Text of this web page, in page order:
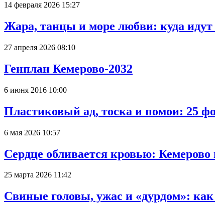
14 февраля 2026 15:27
Жара, танцы и море любви: куда идут
27 апреля 2026 08:10
Генплан Кемерово-2032
6 июня 2016 10:00
Пластиковый ад, тоска и помои: 25
6 мая 2026 10:57
Сердце обливается кровью:
25 марта 2026 11:42
Свиные головы, ужас и «дурдом»: